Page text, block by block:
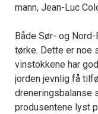
mann, Jean-Luc
Både Sør- og
tørke. Dette er noe
vinstokkene har
jorden jevnlig få
dreneringsbalanse
produsentene lyst